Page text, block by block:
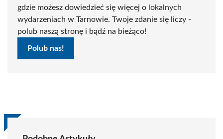
gdzie możesz dowiedzieć się więcej o lokalnych
wydarzeniach w Tarnowie. Twoje zdanie się liczy -
polub naszą stronę i bądź na bieżąco!
Polub nas!